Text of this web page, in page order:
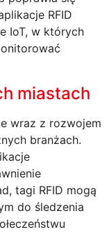
RFID
IoT, w których
miastach
wraz z rozwojem
branżach.
tagi RFID mogą
do śledzenia